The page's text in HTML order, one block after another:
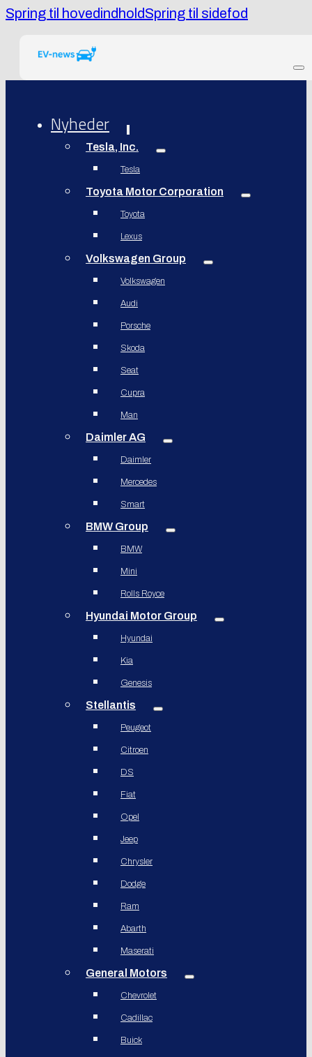
Spring til hovedindholdSpring til sidefod
Nyheder
Tesla, Inc.
Tesla
Toyota Motor Corporation
Toyota
Lexus
Volkswagen Group
Volkswagen
Audi
Porsche
Skoda
Seat
Cupra
Man
Daimler AG
Daimler
Mercedes
Smart
BMW Group
BMW
Mini
Rolls Royce
Hyundai Motor Group
Hyundai
Kia
Genesis
Stellantis
Peugeot
Citroen
DS
Fiat
Opel
Jeep
Chrysler
Dodge
Ram
Abarth
Maserati
General Motors
Chevrolet
Cadillac
Buick